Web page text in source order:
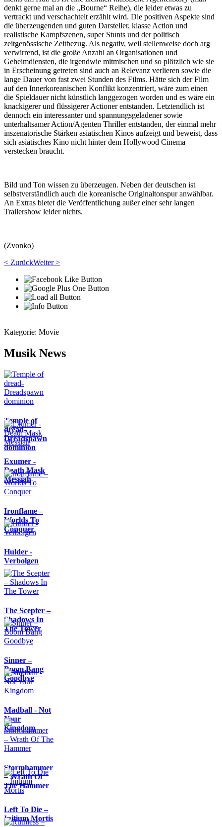
denkt gerne mal an die „Bourne“ Reihe), die leider etwas zu
vertrackt und verschachtelt erzählt wird. Die positiven Aspekte sind
die überzeugenden und guten Darsteller, klasse Action und
realistische Kampfszenen, super Stunts und der politisch
zeitgenössische Zeitbezug. Als negativ, weil stellenweise doch arg
verwirrend, ist die große Anzahl an Organisationen und
Geheimdiensten, die irgendwie mitmischen und so plötzlich wie sie
in Erscheinung getreten sind auch an Relevanz verlieren sowie die
lange Dauer von fast zwei Stunden des Films. Hätte sich der Film
auf den Innerkoreanischen Konflikt konzentriert, wäre zum einen
die Spieldauer nicht künstlich langgezogen worden und es wäre ein
knackigerer und flüssigerer Actioner entstanden. Letztendlich ist
dennoch ein interessanter und spannungsgeladener sowie
unterhaltsamer Action/Agenten Thriller entstanden, der einmal mehr
inszenatorische Stärken asiatischen Kinos aufzeigt und beweist, dass
sich asiatisches Kino nicht hinter dem Hollywood Cinema
verstecken braucht.
Bild und Ton wissen zu überzeugen. Neben der deutschen ist
selbstverständlich auch die koreanische Originaltonspur anwählbar.
An Extras bietet die Veröffentlichung außer einer sehr langen
Trailershow leider nichts.
(Zvonko)
< ZurückWeiter >
Kategorie: Movie
Musik News
Temple of
dread-
Dreadspawn
dominion
Exumer -
Death Mask
Messiah
Ironflame –
Worlds To
Conquer
Hulder -
Verbolgen
The Scepter –
Shadows In
The Tower
Sinner –
Boom Bang
Goodbye
Madball - Not
Your
Kingdom
Stormhammer
– Wrath Of
The Hammer
Left To Die –
Initium Mortis